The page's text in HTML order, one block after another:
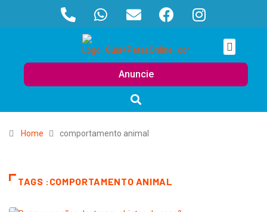
Anuncie
Home comportamento animal
TAGS :COMPORTAMENTO ANIMAL